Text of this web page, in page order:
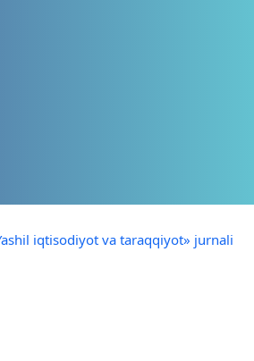
iqtisodiyot va taraqqiyot» jurnali